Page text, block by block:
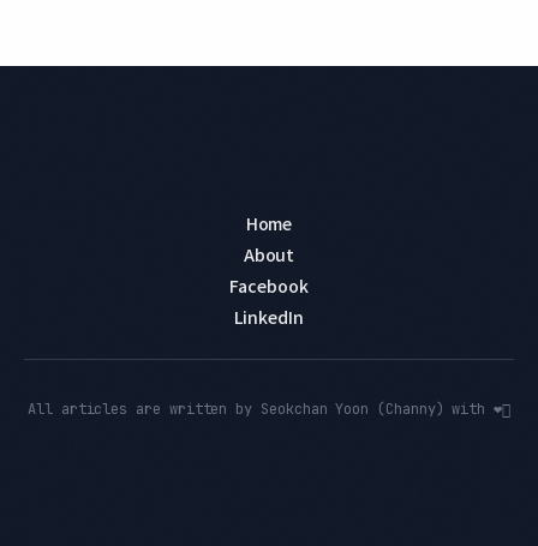
Home
About
Facebook
LinkedIn
All articles are written by Seokchan Yoon (Channy) with ❤️‍🔥